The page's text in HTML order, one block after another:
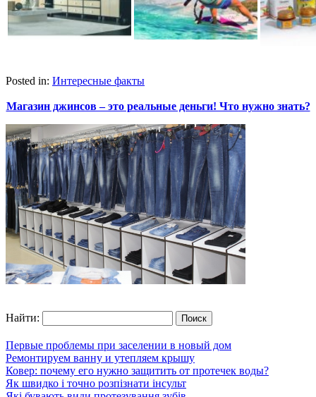
Posted in: Интересные факты
Магазин джинсов – это реальные деньги! Что нужно знать?
Найти:
Первые проблемы при заселении в новый дом
Ремонтируем ванну и утепляем крышу
Ковер: почему его нужно защитить от протечек воды?
Як швидко і точно розпізнати інсульт